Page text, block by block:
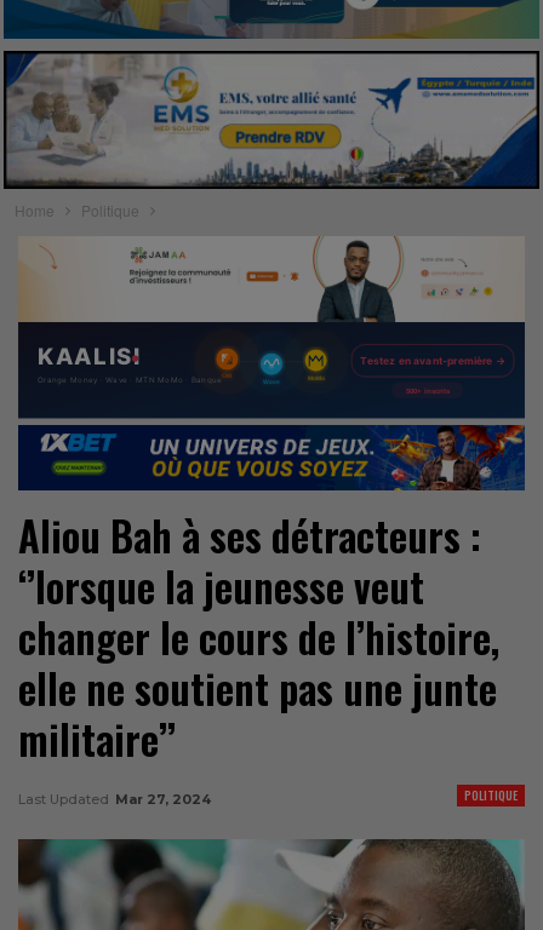
Home Politique
Aliou Bah à ses détracteurs :
‘’lorsque la jeunesse veut
changer le cours de l’histoire,
elle ne soutient pas une junte
militaire’’
POLITIQUE
Last Updated Mar 27, 2024